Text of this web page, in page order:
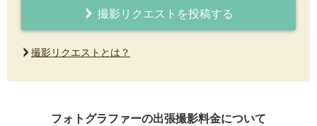
撮影リクエストを投稿する
撮影リクエストとは？
フォトグラファーの出張撮影料金について